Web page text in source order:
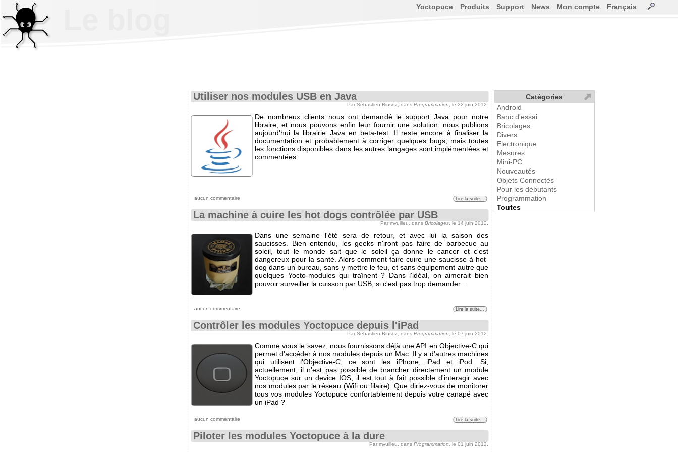
Utiliser nos modules USB en Java
Par Sébastien Rinsoz, dans Programmation , le 22 juin 2012.
De nombreux clients nous ont demandé le support Java pour notre
libraire, et nous pouvons enfin leur fournir une solution: nous publions
aujourd'hui la librairie Java en beta-test. Il reste encore à finaliser la
documentation et probablement à corriger quelques bugs, mais toutes
les fonctions disponibles dans les autres langages sont implémentées et
commentées.
aucun commentaire Lire la suite...
La machine à cuire les hot dogs contrôlée par USB
Par mvuilleu, dans Bricolages , le 14 juin 2012.
Dans une semaine l'été sera de retour, et avec lui la saison des
saucisses. Bien entendu, les geeks n'iront pas faire de barbecue au
soleil, tout le monde sait que le soleil ça donne le cancer et c'est
dangereux pour la santé. Alors comment faire cuire une saucisse à hot-
dog dans un bureau, sans y mettre le feu, et sans équipement autre que
quelques Yocto-modules qui traînent ? Dans l'idéal, on aimerait bien
pouvoir surveiller la cuisson par USB, si c'est pas trop demander...
aucun commentaire Lire la suite...
Contrôler les modules Yoctopuce depuis l'iPad
Par Sébastien Rinsoz, dans Programmation , le 07 juin 2012.
Comme vous le savez, nous fournissons déjà une API en Objective-C qui
permet d'accéder à nos modules depuis un Mac. Il y a d'autres machines
qui utilisent l'Objective-C, ce sont les iPhone, iPad et iPod. Si,
actuellement, il n'est pas possible de brancher directement un module
Yoctopuce sur un device IOS, il est tout à fait possible d'interagir avec
nos modules par le réseau (Wifi ou filaire). Que diriez-vous de monitorer
tous vos modules Yoctopuce confortablement depuis votre canapé avec
un iPad ?
aucun commentaire Lire la suite...
Piloter les modules Yoctopuce à la dure
Par mvuilleu, dans Programmation , le 01 juin 2012.
Yoctopuce Produits Support News Mon compte Français
Catégories
Android
Banc d'essai
Bricolages
Divers
Electronique
Mesures
Mini-PC
Nouveautés
Objets Connectés
Pour les débutants
Programmation
Toutes